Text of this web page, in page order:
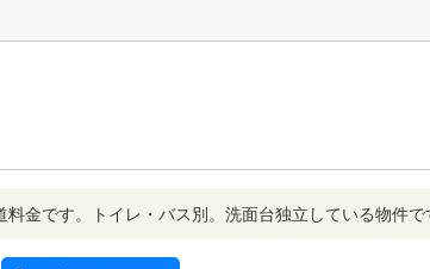
料金です。トイレ・バス別。洗面台独立している物件で